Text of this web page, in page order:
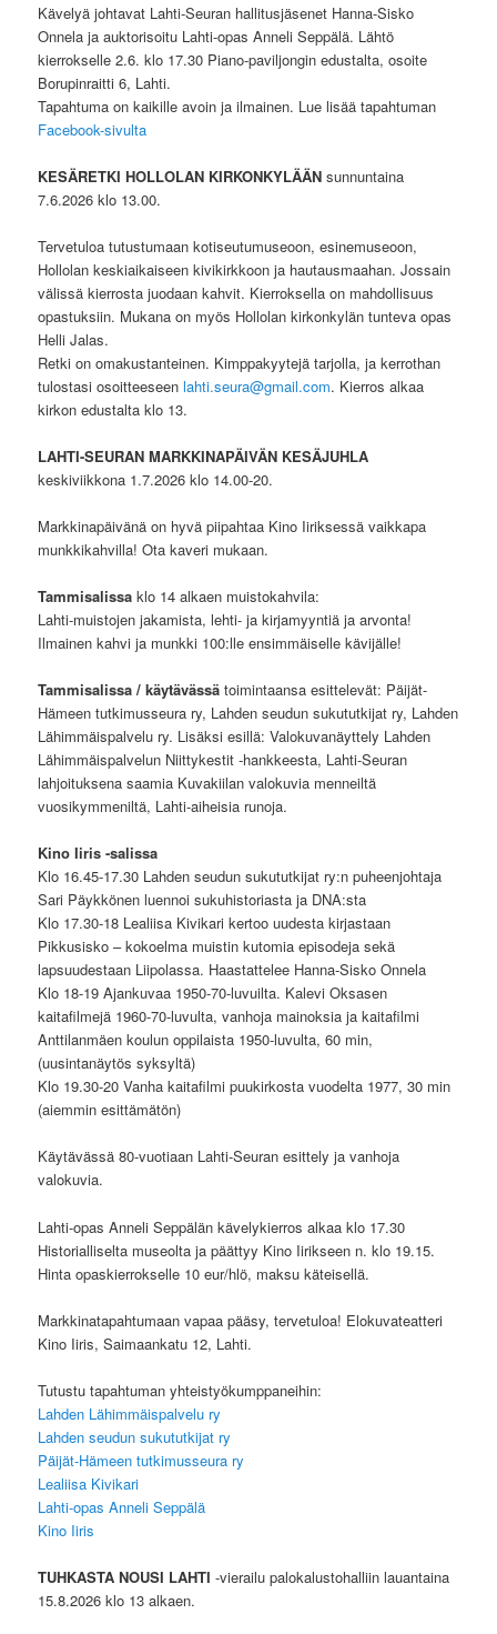
Kävelyä johtavat Lahti-Seuran hallitusjäsenet Hanna-Sisko
Onnela ja auktorisoitu Lahti-opas Anneli Seppälä. Lähtö
kierrokselle 2.6. klo 17.30 Piano-paviljongin edustalta, osoite
Borupinraitti 6, Lahti.
Tapahtuma on kaikille avoin ja ilmainen. Lue lisää tapahtuman
Facebook-sivulta
KESÄRETKI HOLLOLAN KIRKONKYLÄÄN sunnuntaina
7.6.2026 klo 13.00.
Tervetuloa tutustumaan kotiseutumuseoon, esinemuseoon,
Hollolan keskiaikaiseen kivikirkkoon ja hautausmaahan. Jossain
välissä kierrosta juodaan kahvit. Kierroksella on mahdollisuus
opastuksiin. Mukana on myös Hollolan kirkonkylän tunteva opas
Helli Jalas.
Retki on omakustanteinen. Kimppakyytejä tarjolla, ja kerrothan
tulostasi osoitteeseenlahti.seura@gmail.com. Kierros alkaa
kirkon edustalta klo 13.
LAHTI-SEURAN MARKKINAPÄIVÄN KESÄJUHLA
keskiviikkona 1.7.2026 klo 14.00-20.
Markkinapäivänä on hyvä piipahtaa Kino Iiriksessä vaikkapa
munkkikahvilla! Ota kaveri mukaan.
Tammisalissa klo 14 alkaen muistokahvila:
Lahti-muistojen jakamista, lehti- ja kirjamyyntiä ja arvonta!
Ilmainen kahvi ja munkki 100:lle ensimmäiselle kävijälle!
Tammisalissa / käytävässä toimintaansa esittelevät: Päijät-
Hämeen tutkimusseura ry, Lahden seudun sukututkijat ry, Lahden
Lähimmäispalvelu ry. Lisäksi esillä: Valokuvanäyttely Lahden
Lähimmäispalvelun Niittykestit -hankkeesta, Lahti-Seuran
lahjoituksena saamia Kuvakiilan valokuvia menneiltä
vuosikymmeniltä, Lahti-aiheisia runoja.
Kino Iiris -salissa
Klo 16.45-17.30 Lahden seudun sukututkijat ry:n puheenjohtaja
Sari Päykkönen luennoi sukuhistoriasta ja DNA:sta
Klo 17.30-18 Lealiisa Kivikari kertoo uudesta kirjastaan
Pikkusisko – kokoelma muistin kutomia episodeja sekä
lapsuudestaan Liipolassa. Haastattelee Hanna-Sisko Onnela
Klo 18-19 Ajankuvaa 1950-70-luvuilta. Kalevi Oksasen
kaitafilmejä 1960-70-luvulta, vanhoja mainoksia ja kaitafilmi
Anttilanmäen koulun oppilaista 1950-luvulta, 60 min,
(uusintanäytös syksyltä)
Klo 19.30-20 Vanha kaitafilmi puukirkosta vuodelta 1977, 30 min
(aiemmin esittämätön)
Käytävässä 80-vuotiaan Lahti-Seuran esittely ja vanhoja
valokuvia.
Lahti-opas Anneli Seppälän kävelykierros alkaa klo 17.30
Historialliselta museolta ja päättyy Kino Iirikseen n. klo 19.15.
Hinta opaskierrokselle 10 eur/hlö, maksu käteisellä.
Markkinatapahtumaan vapaa pääsy, tervetuloa! Elokuvateatteri
Kino Iiris, Saimaankatu 12, Lahti.
Tutustu tapahtuman yhteistyökumppaneihin:
Lahden Lähimmäispalvelu ry
Lahden seudun sukututkijat ry
Päijät-Hämeen tutkimusseura ry
Lealiisa Kivikari
Lahti-opas Anneli Seppälä
Kino Iiris
TUHKASTA NOUSI LAHTI -vierailu palokalustohalliin lauantaina
15.8.2026 klo 13 alkaen.